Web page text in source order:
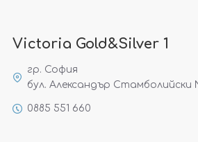
Victoria Gold&Silver 1
гр. София
бул. Александър Стамболийски
0885 551 660